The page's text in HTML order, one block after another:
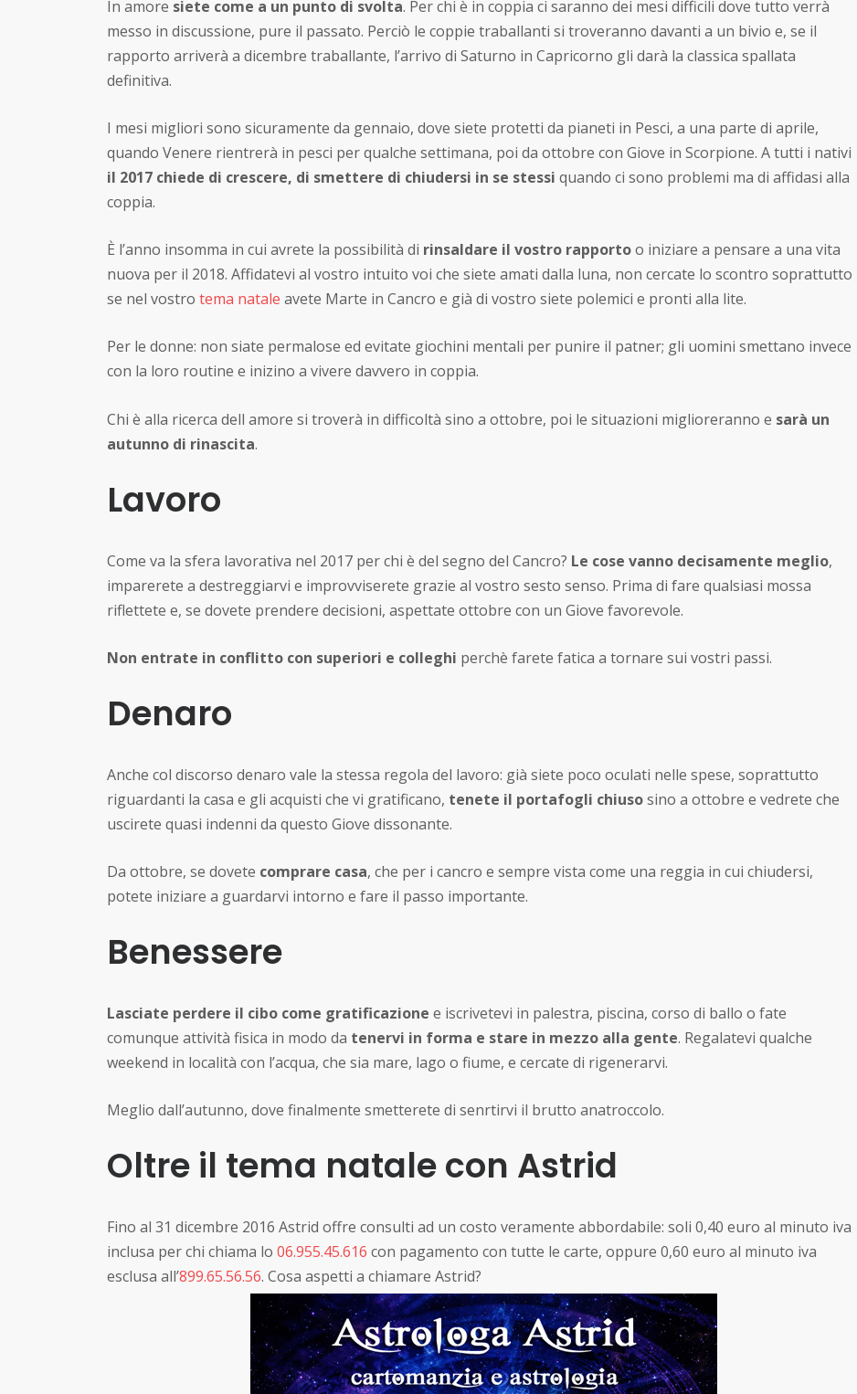
In amore siete come a un punto di svolta. Per chi è in coppia ci saranno dei mesi difficili dove tutto verrà
messo in discussione, pure il passato. Perciò le coppie traballanti si troveranno davanti a un bivio e, se il
rapporto arriverà a dicembre traballante, l’arrivo di Saturno in Capricorno gli darà la classica spallata
definitiva.
I mesi migliori sono sicuramente da gennaio, dove siete protetti da pianeti in Pesci, a una parte di aprile,
quando Venere rientrerà in pesci per qualche settimana, poi da ottobre con Giove in Scorpione. A tutti i nativi
il 2017 chiede di crescere, di smettere di chiudersi in se stessi quando ci sono problemi ma di affidasi alla
coppia.
È l’anno insomma in cui avrete la possibilità di rinsaldare il vostro rapportoo iniziare a pensare a una vita
nuova per il 2018. Affidatevi al vostro intuito voi che siete amati dalla luna, non cercate lo scontro soprattutto
se nel vostro tema natale avete Marte in Cancro e già di vostro siete polemici e pronti alla lite.
Per le donne: non siate permalose ed evitate giochini mentali per punire il patner; gli uomini smettano invece
con la loro routine e inizino a vivere davvero in coppia.
Chi è alla ricerca dell amore si troverà in difficoltà sino a ottobre, poi le situazioni miglioreranno e sarà un
autunno di rinascita.
Lavoro
Come va la sfera lavorativa nel 2017 per chi è del segno del Cancro? Le cose vanno decisamente meglio,
imparerete a destreggiarvi e improvviserete grazie al vostro sesto senso. Prima di fare qualsiasi mossa
riflettete e, se dovete prendere decisioni, aspettate ottobre con un Giove favorevole.
Non entrate in conflitto con superiori e colleghi perchè farete fatica a tornare sui vostri passi.
Denaro
Anche col discorso denaro vale la stessa regola del lavoro: già siete poco oculati nelle spese, soprattutto
riguardanti la casa e gli acquisti che vi gratificano, tenete il portafogli chiusosino a ottobre e vedrete che
uscirete quasi indenni da questo Giove dissonante.
Da ottobre, se dovete comprare casa, che per i cancro e sempre vista come una reggia in cui chiudersi,
potete iniziare a guardarvi intorno e fare il passo importante.
Benessere
Lasciate perdere il cibo come gratificazione e iscrivetevi in palestra, piscina, corso di ballo o fate
comunque attività fisica in modo da tenervi in forma e stare in mezzo alla gente. Regalatevi qualche
weekend in località con l’acqua, che sia mare, lago o fiume, e cercate di rigenerarvi.
Meglio dall’autunno, dove finalmente smetterete di senrtirvi il brutto anatroccolo.
Oltre il tema natale con Astrid
Fino al 31 dicembre 2016 Astrid offre consulti ad un costo veramente abbordabile: soli 0,40 euro al minuto iva
inclusa per chi chiama lo 06.955.45.616 con pagamento con tutte le carte, oppure 0,60 euro al minuto iva
esclusa all’899.65.56.56. Cosa aspetti a chiamare Astrid?